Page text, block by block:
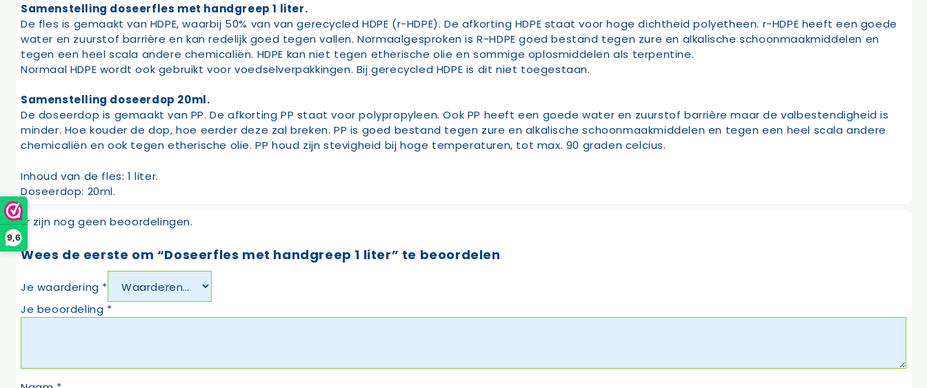
9,6
Samenstelling doseerfles met handgreep 1 liter.
De fles is gemaakt van HDPE, waarbij 50% van van gerecycled HDPE (r-HDPE). De afkorting HDPE staat voor hoge dichtheid polyetheen. r-HDPE heeft een goede
water en zuurstof barrière en kan redelijk goed tegen vallen. Normaalgesproken is R-HDPE goed bestand tegen zure en alkalische schoonmaakmiddelen en
tegen een heel scala andere chemicaliën. HDPE kan niet tegen etherische olie en sommige oplosmiddelen als terpentine.
Normaal HDPE wordt ook gebruikt voor voedselverpakkingen. Bij gerecycled HDPE is dit niet toegestaan.
Samenstelling doseerdop 20ml.
De doseerdop is gemaakt van PP. De afkorting PP staat voor polypropyleen. Ook PP heeft een goede water en zuurstof barrière maar de valbestendigheid is
minder. Hoe kouder de dop, hoe eerder deze zal breken. PP is goed bestand tegen zure en alkalische schoonmaakmiddelen en tegen een heel scala andere
chemicaliën en ook tegen etherische olie. PP houd zijn stevigheid bij hoge temperaturen, tot max. 90 graden celcius.
Inhoud van de fles: 1 liter.
Doseerdop: 20ml.
Er zijn nog geen beoordelingen.
Wees de eerste om “Doseerfles met handgreep 1 liter” te beoordelen
Je waardering *
Je beoordeling *